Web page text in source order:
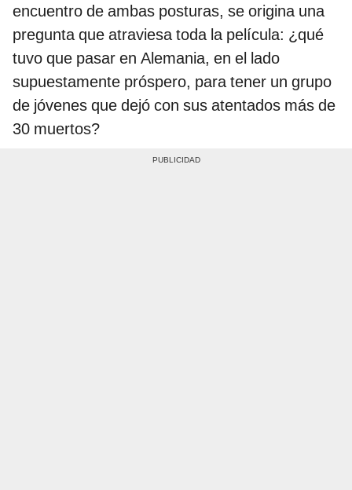
encuentro de ambas posturas, se origina una
pregunta que atraviesa toda la película: ¿qué
tuvo que pasar en Alemania, en el lado
supuestamente próspero, para tener un grupo
de jóvenes que dejó con sus atentados más de
30 muertos?